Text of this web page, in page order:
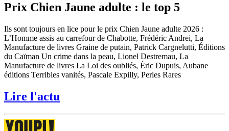
Prix Chien Jaune adulte : le top 5
Ils sont toujours en lice pour le prix Chien Jaune adulte 2026 :
L’Homme assis au carrefour de Chabotte, Frédéric Andrei, La
Manufacture de livres Graine de putain, Patrick Cargnelutti, Éditions
du Caïman Un crime dans la peau, Lionel Destremau, La
Manufacture de livres La Loi des oubliés, Éric Dupuis, Aubane
éditions Terribles vanités, Pascale Expilly, Perles Rares
Lire l'actu